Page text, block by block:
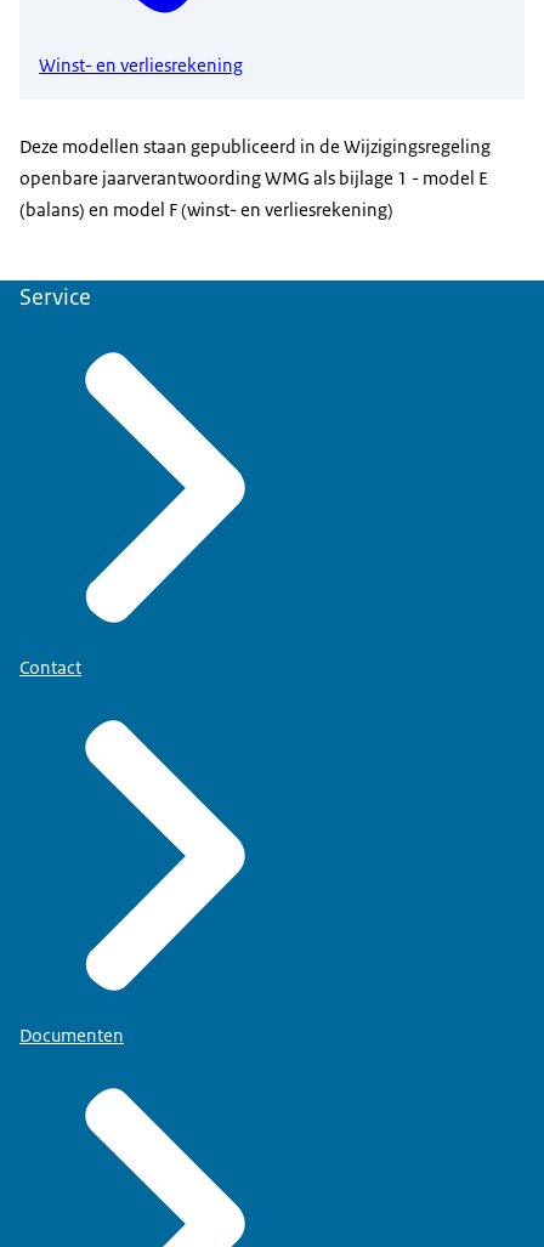
Winst- en verliesrekening
Deze modellen staan gepubliceerd in de Wijzigingsregeling
openbare jaarverantwoording WMG als bijlage 1 - model E
(balans) en model F (winst- en verliesrekening)
Service
Contact
Documenten